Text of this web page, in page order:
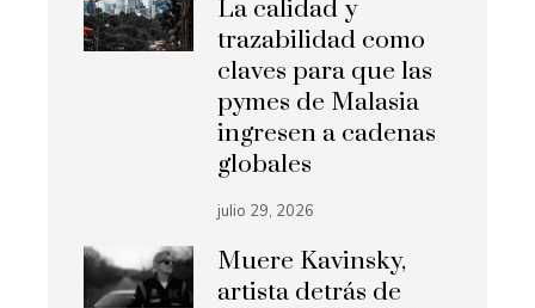
La calidad y
trazabilidad como
claves para que las
pymes de Malasia
ingresen a cadenas
globales
julio 29, 2026
Muere Kavinsky,
artista detrás de